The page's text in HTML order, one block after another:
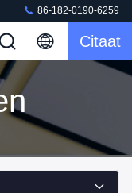
86-182-0190-6259
Citaat